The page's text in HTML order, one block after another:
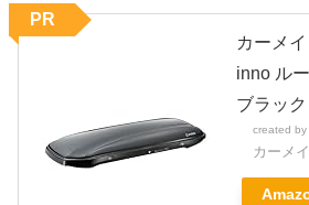
カーメ
inno ル
ブラッ
created by
カーメ
PR